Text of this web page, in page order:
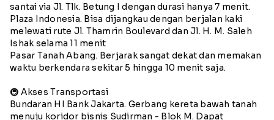
santai via Jl. Tlk. Betung I dengan durasi hanya 7 menit.
Plaza Indonesia. Bisa dijangkau dengan berjalan kaki
melewati rute Jl. Thamrin Boulevard dan Jl. H. M. Saleh
Ishak selama 11 menit
Pasar Tanah Abang. Berjarak sangat dekat dan memakan
waktu berkendara sekitar 5 hingga 10 menit saja.
🚇 Akses Transportasi
Bundaran HI Bank Jakarta. Gerbang kereta bawah tanah
menuju koridor bisnis Sudirman - Blok M. Dapat